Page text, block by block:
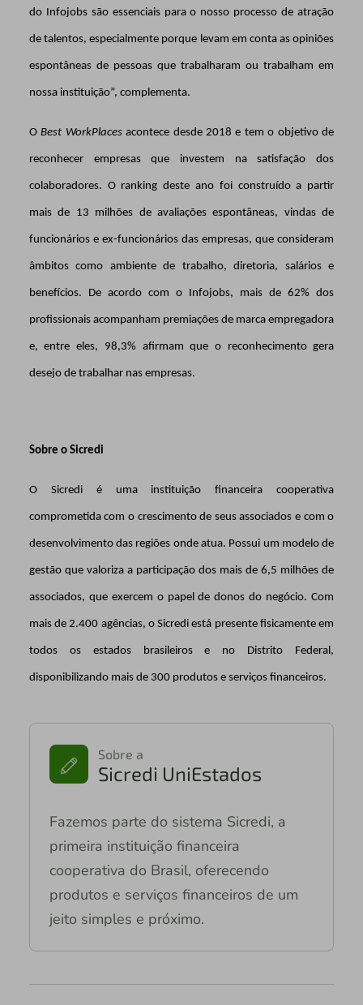
do Infojobs são essenciais para o nosso processo de atração
de talentos, especialmente porque levam em conta as opiniões
espontâneas de pessoas que trabalharam ou trabalham em
nossa instituição”, complementa.
OBest WorkPlacesacontece desde 2018 e tem o objetivo de
reconhecer empresas que investem na satisfação dos
colaboradores. O ranking deste ano foi construído a partir
mais de 13 milhões de avaliações espontâneas, vindas de
funcionários e ex-funcionários das empresas, que consideram
âmbitos como ambiente de trabalho, diretoria, salários e
benefícios. De acordo com o Infojobs, mais de 62% dos
profissionais acompanham premiações de marca empregadora
e, entre eles, 98,3% afirmam que o reconhecimento gera
desejo de trabalhar nas empresas.
Sobre o Sicredi
O Sicredi é uma instituição financeira cooperativa
comprometida com o crescimento de seus associados e com o
desenvolvimento das regiões onde atua. Possui um modelo de
gestão que valoriza a participação dos mais de 6,5 milhões de
associados, que exercem o papel de donos do negócio. Com
mais de 2.400 agências, o Sicredi está presente fisicamente em
todos os estados brasileiros e no Distrito Federal,
disponibilizando mais de 300 produtos e serviços financeiros.
Sobre a
Sicredi UniEstados
Fazemos parte do sistema Sicredi, a
primeira instituição financeira
cooperativa do Brasil, oferecendo
produtos e serviços financeiros de um
jeito simples e próximo.